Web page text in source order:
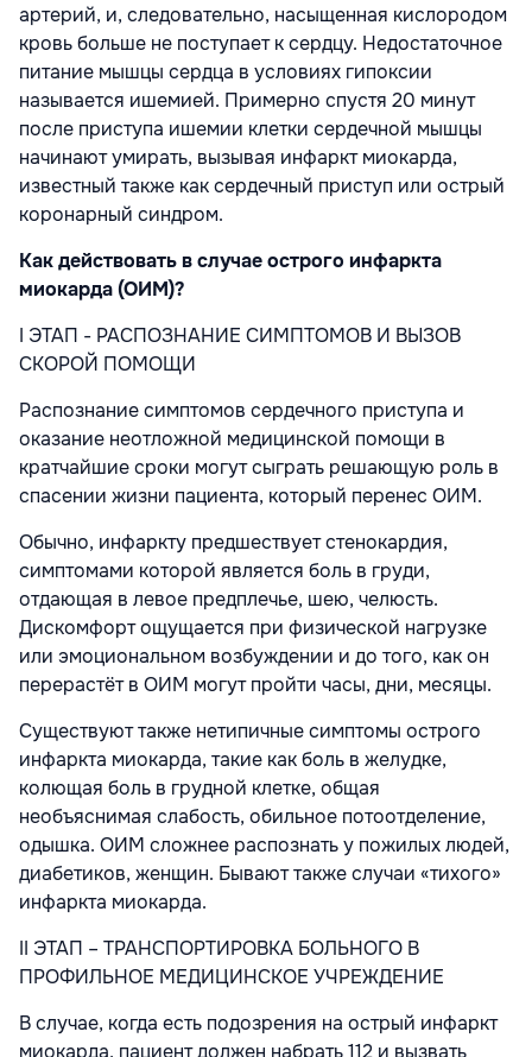
артерий, и, следовательно, насыщенная кислородом
кровь больше не поступает к сердцу. Недостаточное
питание мышцы сердца в условиях гипоксии
называется ишемией. Примерно спустя 20 минут
после приступа ишемии клетки сердечной мышцы
начинают умирать, вызывая инфаркт миокарда,
известный также как сердечный приступ или острый
коронарный синдром.
Как действовать в случае острого инфаркта
миокарда (ОИМ)?
I ЭТАП - РАСПОЗНАНИЕ СИМПТОМОВ И ВЫЗОВ
СКОРОЙ ПОМОЩИ
Распознание симптомов сердечного приступа и
оказание неотложной медицинской помощи в
кратчайшие сроки могут сыграть решающую роль в
спасении жизни пациента, который перенес ОИМ.
Обычно, инфаркту предшествует стенокардия,
симптомами которой является боль в груди,
отдающая в левое предплечье, шею, челюсть.
Дискомфорт ощущается при физической нагрузке
или эмоциональном возбуждении и до того, как он
перерастёт в ОИМ могут пройти часы, дни, месяцы.
Существуют также нетипичные симптомы острого
инфаркта миокарда, такие как боль в желудке,
колющая боль в грудной клетке, общая
необъяснимая слабость, обильное потоотделение,
одышка. ОИМ сложнее распознать у пожилых людей,
диабетиков, женщин. Бывают также случаи «тихого»
инфаркта миокарда.
II ЭТАП – ТРАНСПОРТИРОВКА БОЛЬНОГО В
ПРОФИЛЬНОЕ МЕДИЦИНСКОЕ УЧРЕЖДЕНИЕ
В случае, когда есть подозрения на острый инфаркт
миокарда, пациент должен набрать 112 и вызвать